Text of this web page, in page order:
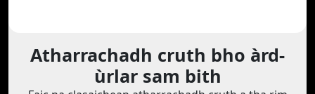
Atharrachadh cruth bho àrd-
ùrlar sam bith